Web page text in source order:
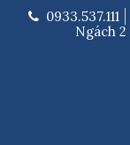
0933.537.111
Ngách